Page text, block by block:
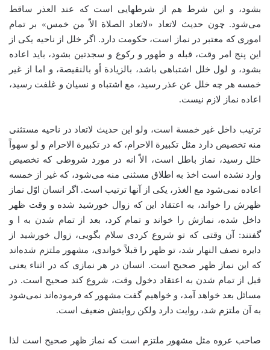
بشود، و این شرط هم از شرطهایی است که عند العذر ساقط
می‌شود. چون حدیث لاتعاد «لاتعاد الصلاة الاّ من خمس» بر تمام
اموری که معتبر در نماز است، حکومت دارد. اگر خلل از ناحیه یکی از
این پنج امر وقت، قبله و طهور و رکوع و سجدتین بشود، باید اعاده
بشود، و لول خلل اشتباهی باشد، بالزیادة أو بالنقیصة، و اما از غیر
خمسه هر چه خلل عن عذر رسید، مع اشتباه و نسیان و غلفت رسید،
اعاده نماز لازم نیست.
ترتیب داخل غیر خمسة است، ولو این حدیث لاتعاد در ناحیه مستثنی
منه تخصیص دارد مثل تکبیرة الاحرام، که در تکبیرة الاحرام و لو سهواً
خلل رسید، نماز باطل است، الاّ انه در مورد شروطی که تخصیص
وارد نشده است اخذ به اطلاق مسثنی منه می‌شود، که غیر از خمسه
اعاده نمی‌شود مع الغذر، یکی از آنها ترتیب است. اگر انسان اوّل نماز
ظهرش را خواند، به اعتقاد این که زوال خورشید شده و وقت ظهر
داخل شده، نمازش را خواند و تمام کرد، بعد از تمام شدن به ا و
گفتند: آن وقتی که تو شروع کردی سلام بگویی، زوال خورشید از
دایره‌ نصف النهار شد، تو ظهر را قبلاً خواندی، مشهور ملتزم شده‌اند
که این نماز ظهر صحیح است. انسان در هر نمازی که در اثناء یعنی
قبل از تمام شدن به اعتقاد دخول وقت، شروع کند صحیح است. در
مسائل بعد خواهد آمد، و خواهیم گفت مشهور که فرموده‌اند نمی‌شود
به آن ملتزم شد، روایت دارد ولکن روایتش ضعیف است.
صاحب عروه مثل مشهور ملتزم است که نماز ظهر صحیح است لذا